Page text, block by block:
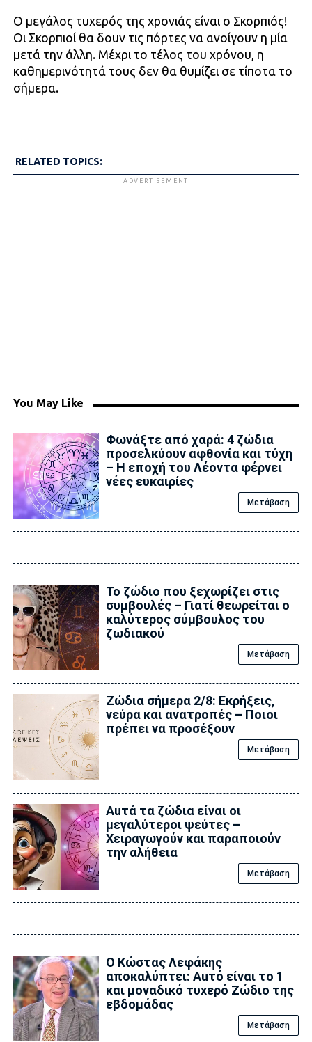
Ο μεγάλος τυχερός της χρονιάς είναι ο Σκορπιός!
Οι Σκορπιοί θα δουν τις πόρτες να ανοίγουν η μία
μετά την άλλη. Μέχρι το τέλος του χρόνου, η
καθημερινότητά τους δεν θα θυμίζει σε τίποτα το
σήμερα.
RELATED TOPICS:
ADVERTISEMENT
You May Like
Φωνάξτε από χαρά: 4 ζώδια
προσελκύουν αφθονία και τύχη
– Η εποχή του Λέοντα φέρνει
νέες ευκαιρίες
Μετάβαση
Το ζώδιο που ξεχωρίζει στις
συμβουλές – Γιατί θεωρείται ο
καλύτερος σύμβουλος του
ζωδιακού
Μετάβαση
Ζώδια σήμερα 2/8: Εκρήξεις,
νεύρα και ανατροπές – Ποιοι
πρέπει να προσέξουν
Μετάβαση
Auτά τα ζώδια είναι οι
μεγαλύτεροι ψεύτες –
Χειραγωγούν και παραποιούν
την αλήθεια
Μετάβαση
Ο Κώστας Λεφάκης
αποκαλύπτει: Αuτό είναι το 1
και μοναδικό τυxερό Zώδιο της
εβδομάδας
Μετάβαση